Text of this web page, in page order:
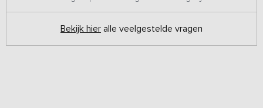
Bekijk hier alle veelgestelde vragen